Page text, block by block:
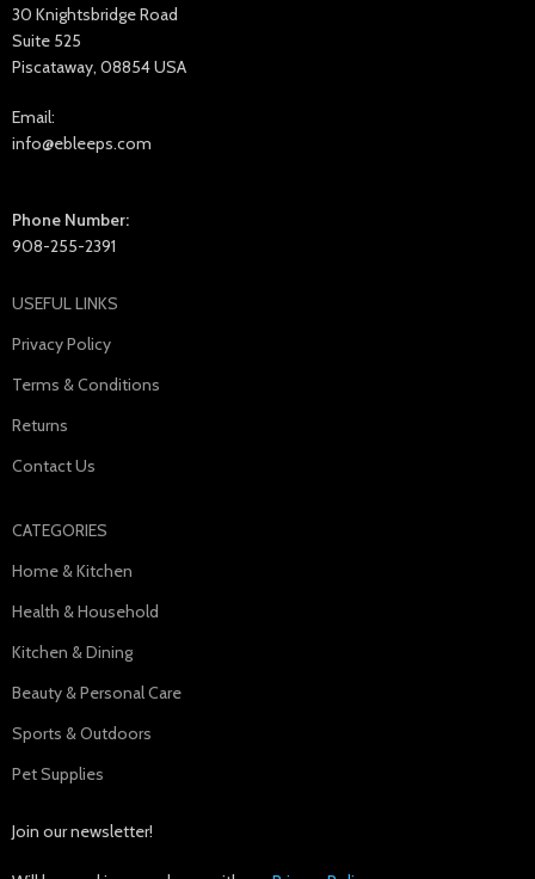
30 Knightsbridge Road
Suite 525
Piscataway, 08854 USA
Email:
info@ebleeps.com
Phone Number:
908-255-2391
USEFUL LINKS
Privacy Policy
Terms & Conditions
Returns
Contact Us
CATEGORIES
Home & Kitchen
Health & Household
Kitchen & Dining
Beauty & Personal Care
Sports & Outdoors
Pet Supplies
Join our newsletter!